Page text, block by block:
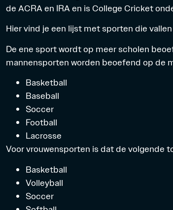
de ACRA en IRA en is College Cricket
Hiervind je een lijst met sporten die
De ene sport wordt op meer scholen
mannensporten worden beoefend op de
Basketball
Baseball
Soccer
Football
Lacrosse
Voor vrouwensporten is dat de volgende
Basketball
Volleyball
Soccer